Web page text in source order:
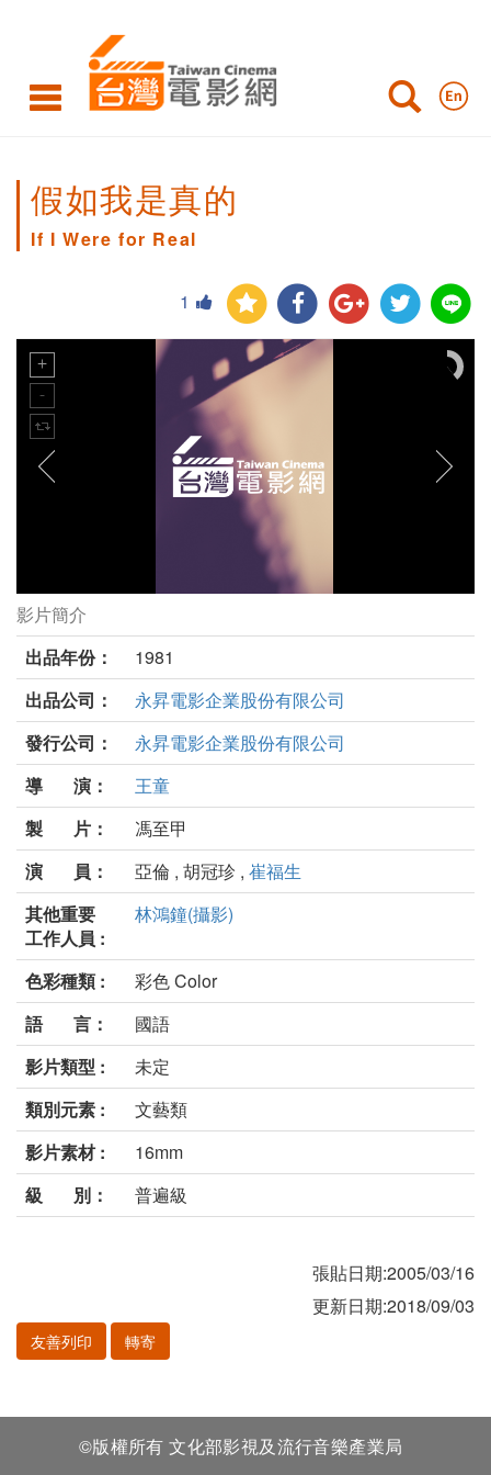
假如我是真的
If I Were for Real
1
假如我是真的劇照
影片簡介
出品年份：
1981
出品公司：
永昇電影企業股份有限公司
發行公司：
永昇電影企業股份有限公司
導 演：
王童
製 片：
馮至甲
演 員：
亞倫 , 胡冠珍 , 崔福生
其他重要
工作人員 :
林鴻鐘(攝影)
色彩種類 :
彩色 Color
語 言：
國語
影片類型 :
未定
類別元素 :
文藝類
影片素材 :
16mm
級 別：
普遍級
張貼日期:2005/03/16
更新日期:2018/09/03
友善列印 轉寄
©版權所有 文化部影視及流行音樂產業局